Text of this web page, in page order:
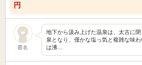
円
匿名
地下から汲み上げた温泉は、太古に
泉となり、僅かな塩っ気と複雑な味
は沸…